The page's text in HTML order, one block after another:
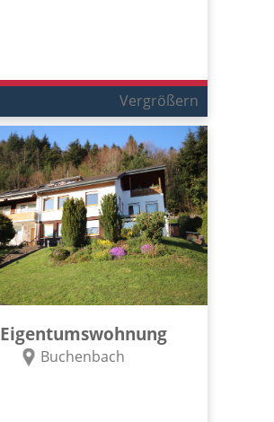
Vergrößern
Eigentumswohnung
Buchenbach